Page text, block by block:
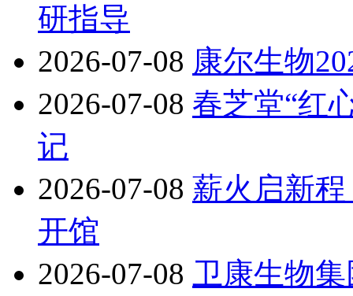
研指导
2026-07-08 康尔生物
2026-07-08 春芝堂“红
记
2026-07-08 薪火启新
开馆
2026-07-08 卫康生物